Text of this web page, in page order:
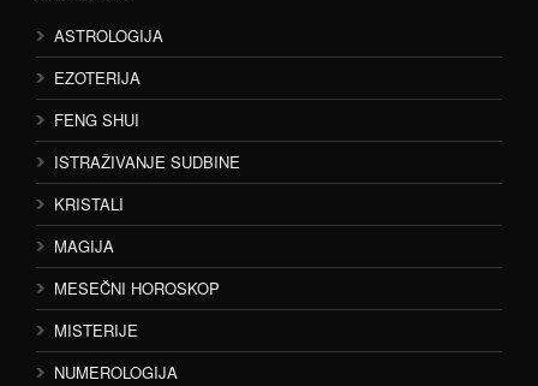
ASTROLOGIJA
EZOTERIJA
FENG SHUI
ISTRAŽIVANJE SUDBINE
KRISTALI
MAGIJA
MESEČNI HOROSKOP
MISTERIJE
NUMEROLOGIJA